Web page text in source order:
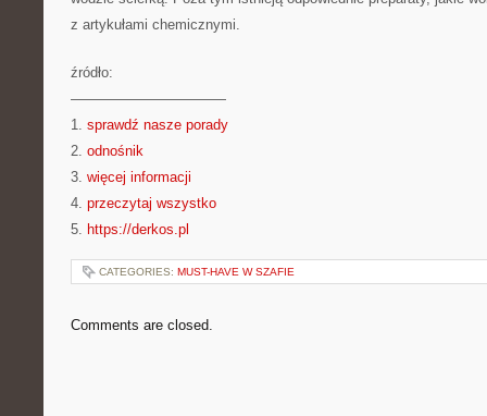
z artykułami chemicznymi.
źródło:
———————————
1. sprawdź nasze porady
2. odnośnik
3. więcej informacji
4. przeczytaj wszystko
5. https://derkos.pl
CATEGORIES: MUST-HAVE W SZAFIE
Comments are closed.